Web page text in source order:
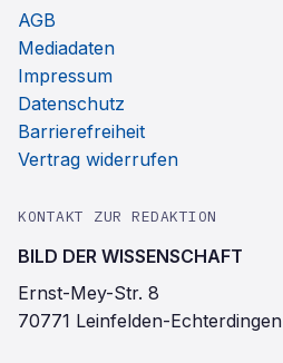
AGB
Mediadaten
Impressum
Datenschutz
Barrierefreiheit
Vertrag widerrufen
KONTAKT ZUR REDAKTION
BILD DER WISSENSCHAFT
Ernst-Mey-Str. 8
70771 Leinfelden-Echterdingen